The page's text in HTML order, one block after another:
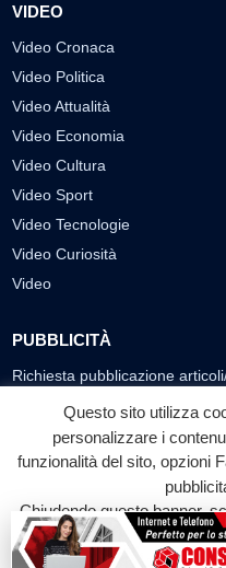
VIDEO
Video Cronaca
Video Politica
Video Attualità
Video Economia
Video Cultura
Video Sport
Video Tecnologie
Video Curiosità
Video
PUBBLICITÀ
Richiesta pubblicazione
SEGUICI SUI SOCIAL
f
Facebook
Questo sito utilizza
personalizzare i
funzionalità del sito, opzioni
Chiudendo questo banner,
su qualunque suo